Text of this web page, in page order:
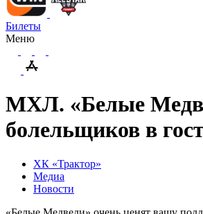
Билеты
Меню
МХЛ. «Белые
болельщиков в
ХК «Трактор»
Медиа
Новости